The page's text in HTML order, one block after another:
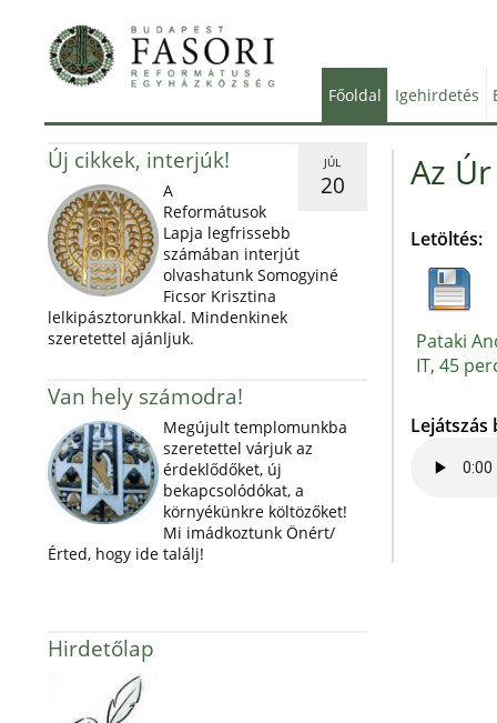
Főoldal Igehirdetés
JÚL
20
Új cikkek, interjúk!
A
Reformátusok
Lapja legfrissebb
számában interjút
olvashatunk Somogyiné
Ficsor Krisztina
lelkipásztorunkkal. Mindenkinek
szeretettel ajánljuk.
Van hely számodra!
Megújult templomunkba
szeretettel várjuk az
érdeklődőket, új
bekapcsolódókat, a
környékünkre költözőket!
Mi imádkoztunk Önért/
Érted, hogy ide találj!
Hirdetőlap
Az
Letöltés:
Pataki
IT, 45
Lejátszás